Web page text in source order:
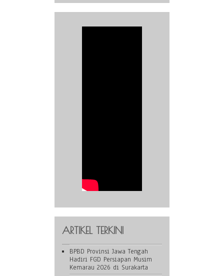
ARTIKEL TERKINI
BPBD Provinsi Jawa Tengah
Hadiri FGD Persiapan Musim
Kemarau 2026 di Surakarta